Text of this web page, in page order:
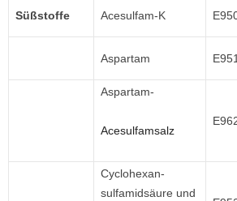
Süßstoffe Acesulfam-K
Aspartam E951
Aspartam-
Acesulfamsalz
Cyclohexan-
sulfamidsäure und